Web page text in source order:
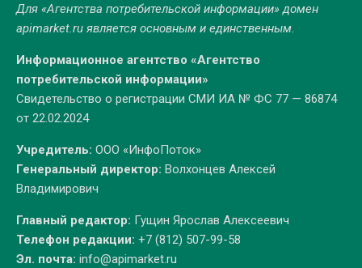
Для «Агентства потребительской информации» домен
apimarket.ruявляется основным и единственным.
Информационное агентство «Агентство
потребительской информации»
Свидетельство о регистрации СМИ ИА № ФС 77 — 86874
от 22.02.2024
Учредитель: ООО «ИнфоПоток»
Генеральный директор: Волхонцев Алексей
Владимирович
Главный редактор: Гущин Ярослав Алексеевич
Телефон редакции: +7 (812) 507-99-58
Эл. почта: info@apimarket.ru